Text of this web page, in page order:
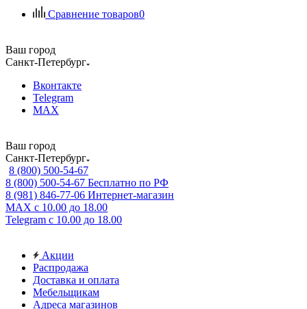
Сравнение товаров0
Ваш город
Санкт-Петербург
Вконтакте
Telegram
MAX
Ваш город
Санкт-Петербург
8 (800) 500-54-67
8 (800) 500-54-67 Бесплатно по РФ
8 (981) 846-77-06 Интернет-магазин
MAX с 10.00 до 18.00
Telegram с 10.00 до 18.00
Акции
Распродажа
Доставка и оплата
Мебельщикам
Адреса магазинов